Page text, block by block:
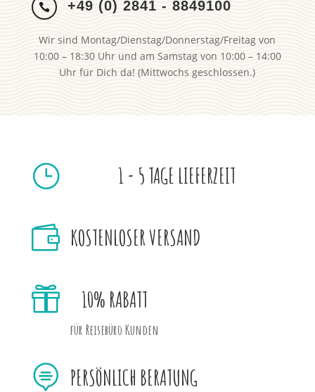
 +49 (0) 2841 - 8849100
Wir sind Montag/Dienstag/Donnerstag/Freitag von
10:00 – 18:30 Uhr und am Samstag von 10:00 – 14:00
Uhr für Dich da! (Mittwochs geschlossen.)
} 1 - 5 TAGE LIEFERZEIT
 KOSTENLOSER VERSAND
 10% RABATT
für Reisebüro Kunden
 PERSÖNLICH BERATUNG